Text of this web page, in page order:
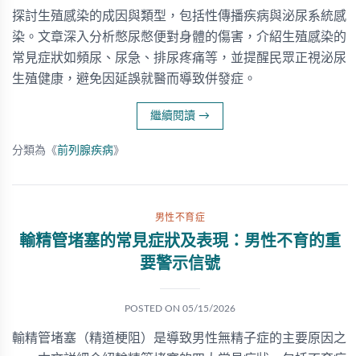
探討生殖感染的成因與類型，包括性傳播疾病與泌尿系統感
染。文章深入分析憋尿憋便對身體的傷害，介紹生殖感染的
常見症狀如頻尿、尿急、排尿疼痛等，並提醒民眾正視泌尿
生殖健康，避免因延誤就醫而導致併發症。
繼續閱讀 →
分類為《前列腺疾病》
男性不育症
輸精管堵塞的常見症狀及表現：男性不育的重
要警示信號
POSTED ON 05/15/2026
輸精管堵塞（精道梗阻）是導致男性無精子症的主要原因之